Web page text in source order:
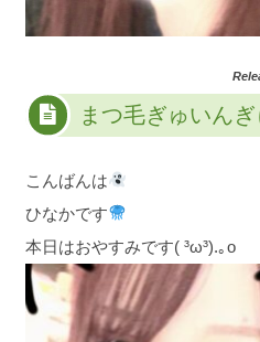
まつ毛ぎゅいん
こんばんは
ひなかです
本日はおやすみです( ³ω³).｡o